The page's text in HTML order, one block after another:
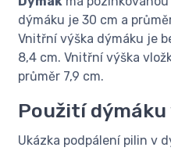
dýmáku je 30 cm a
Vnitřní výška dýmáku je
8,4 cm. Vnitřní výška
průměr 7,9 cm.
Použití dýmáku
Ukázka podpálení pilin v